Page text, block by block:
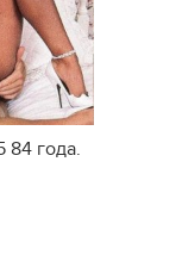
84 года.